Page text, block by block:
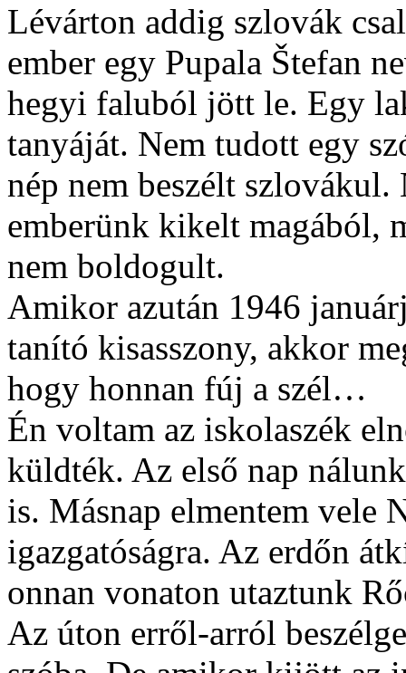
Lévárton addig szlovák
ember egy Pupala Štefan
hegyi faluból jött le. Egy
tanyáját. Nem tudott egy
nép nem beszélt
emberünk kikelt magából,
nem boldogult.
Amikor azután 1946
tanító kisasszony, akkor
hogy honnan fúj a szél…
Én voltam az iskolaszék
küldték. Az első nap
is. Másnap elmentem vele
igazgatóságra. Az erdőn
onnan vonaton utaztunk
Az úton erről-arról